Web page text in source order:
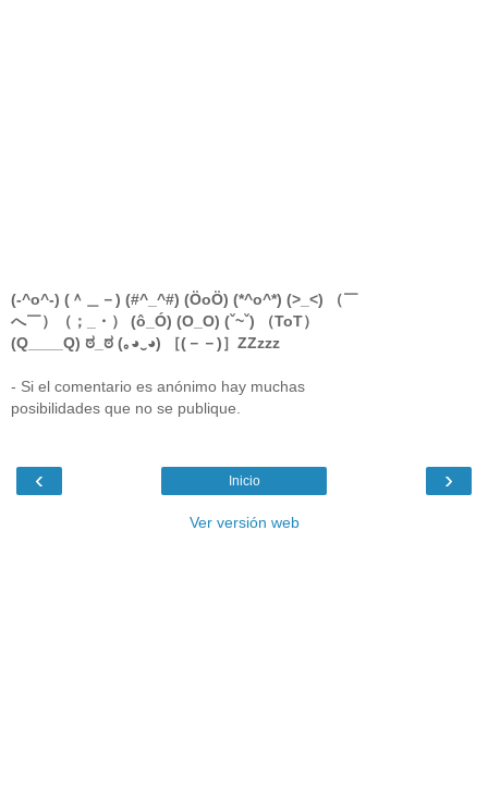
(-^o^-) (＾＿－) (#^_^#) (ÖoÖ) (*^o^*) (>_<) （￣
へ￣）（；_・） (ô_Ó) (O_O) (ˇ~ˇ) （ToT）
(Q____Q) ಠ_ಠ (｡◕‿◕) ［(－－)］ZZzzz
- Si el comentario es anónimo hay muchas
posibilidades que no se publique.
‹ ›
Inicio
Ver versión web